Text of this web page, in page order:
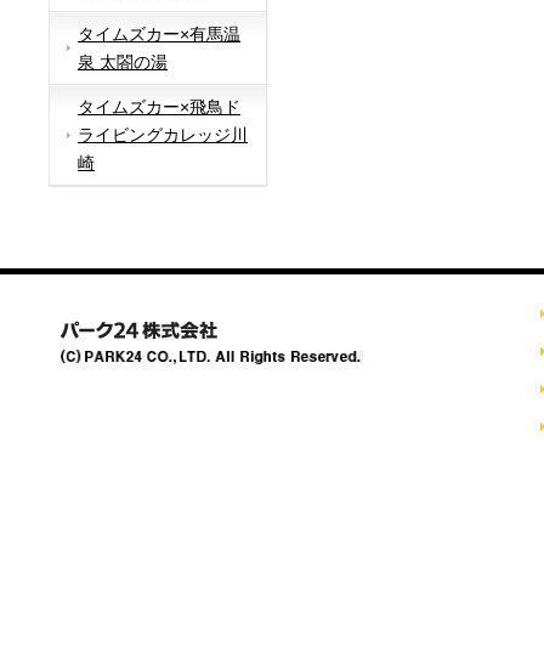
タイムズカー×有馬温
泉 太閤の湯
タイムズカー×飛鳥ド
ライビングカレッジ川
崎